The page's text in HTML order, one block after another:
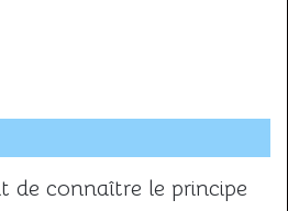
de connaître le principe